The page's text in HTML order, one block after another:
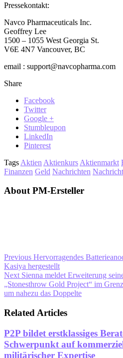
Pressekontakt:
Navco Pharmaceuticals Inc.
Geoffrey Lee
1500 – 1055 West Georgia St.
V6E 4N7 Vancouver, BC
email : support@navcopharma.com
Share
Facebook
Twitter
Google +
Stumbleupon
LinkedIn
Pinterest
Tags Aktien Aktienkurs Aktienmarkt
Finanzen Geld Nachrichten
About PM-Ersteller
Previous Hervorragendes
Kasiya hergestellt
Next Sienna meldet Erweiterung
„Stonesthrow Gold Project“ im
um nahezu das Doppelte
Related Articles
P2P bildet erstklassiges
Schwerpunkt auf
militärischer Expertise